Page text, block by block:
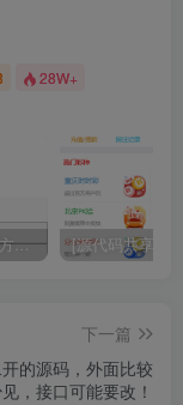
28W+
[源代码共享网]官方独家大富二次开发挂机软件 通用各种大富
下一篇
的源码，外面比较
，接口可能要改！